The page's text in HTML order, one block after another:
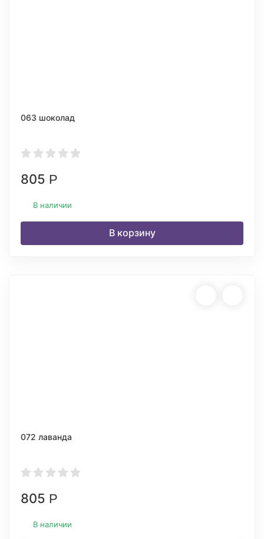
063 шоколад
805 Р
В наличии
В корзину
072 лаванда
805 Р
В наличии